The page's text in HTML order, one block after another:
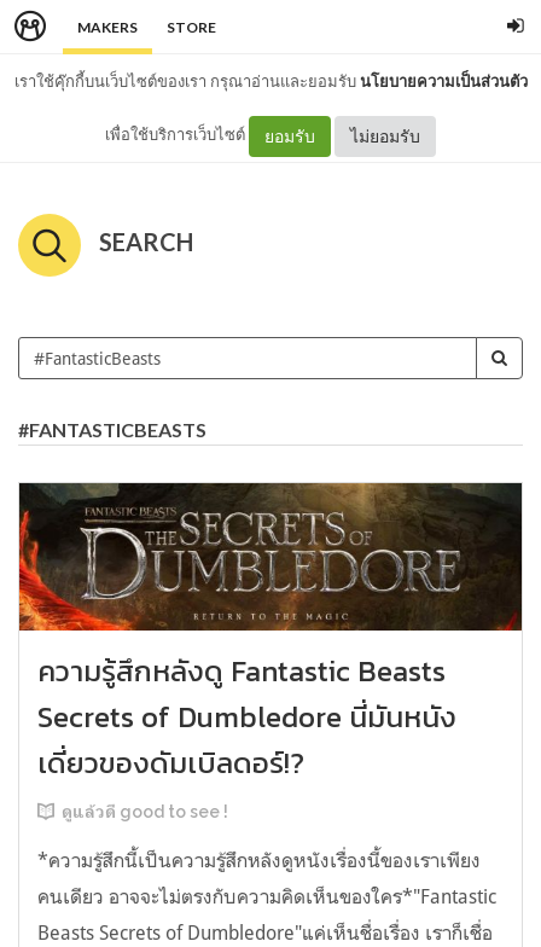
MAKERS STORE
เราใช้คุ๊กกี้บนเว็บไซต์ของเรา กรุณาอ่านและยอมรับนโยบายความเป็นส่วนตัว
เพื่อใช้บริการเว็บไซต์ ยอมรับ ไม่ยอมรับ
SEARCH
#FANTASTICBEASTS
ความรู้สึกหลังดู Fantastic Beasts
Secrets of Dumbledore นี่มันหนัง
เดี่ยวของดัมเบิลดอร์!?
ดูแล้วดี good to see !
*ความรู้สึกนี้เป็นความรู้สึกหลังดูหนังเรื่องนี้ของเราเพียง
คนเดียว อาจจะไม่ตรงกับความคิดเห็นของใคร*"Fantastic
Beasts Secrets of Dumbledore"แค่เห็นชื่อเรื่อง เราก็เชื่อ